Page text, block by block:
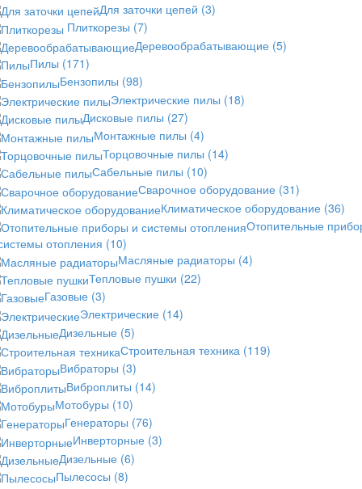
Для заточки цепей (3)
Плиткорезы (7)
Деревообрабатывающие (5)
Пилы (171)
Бензопилы (98)
Электрические пилы (18)
Дисковые пилы (27)
Монтажные пилы (4)
Торцовочные пилы (14)
Сабельные пилы (10)
Сварочное оборудование (31)
Климатическое оборудование (36)
Отопительные
отопления (10)
Масляные радиаторы (4)
Тепловые пушки (22)
Газовые (3)
Электрические (14)
Дизельные (5)
Строительная техника (119)
Вибраторы (3)
Виброплиты (14)
Мотобуры (10)
Генераторы (76)
Инверторные (3)
Дизельные (6)
Пылесосы (8)